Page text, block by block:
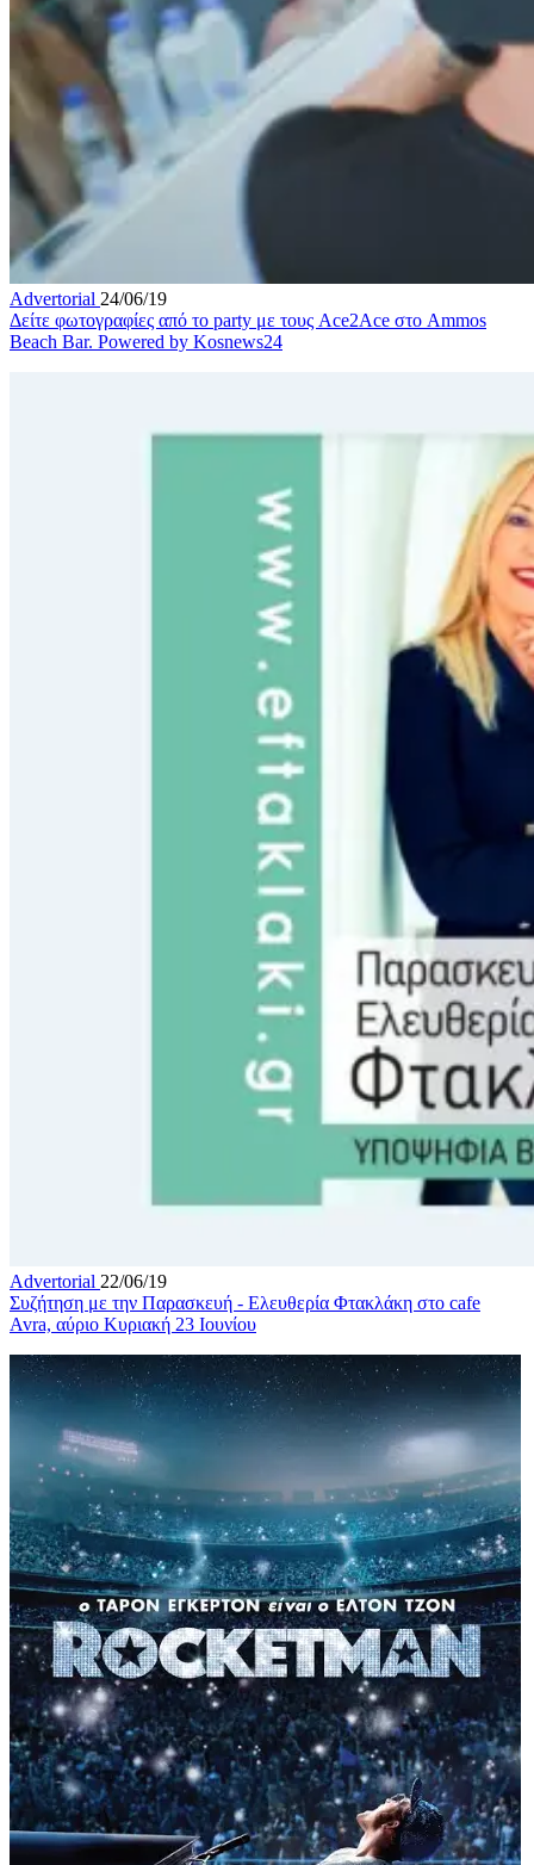
Advertorial 24/06/19
Δείτε φωτογραφίες από το party με τους Ace2Ace στο Ammos
Beach Bar. Powered by Kosnews24
Advertorial 22/06/19
Συζήτηση με την Παρασκευή - Ελευθερία Φτακλάκη στο cafe
Avra, αύριο Κυριακή 23 Ιουνίου